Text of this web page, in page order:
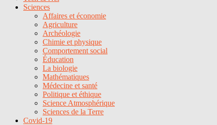
Sciences
Affaires et économie
Agriculture
Archéologie
Chimie et physique
Comportement social
Éducation
La biologie
Mathématiques
Médecine et santé
Politique et éthique
Science Atmosphérique
Sciences de la Terre
Covid-19